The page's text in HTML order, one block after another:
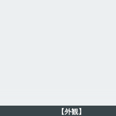
【外観】